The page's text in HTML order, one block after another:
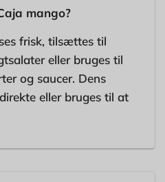
mango?
frisk, tilsættes til
eller bruges til
og saucer. Dens
eller bruges til at